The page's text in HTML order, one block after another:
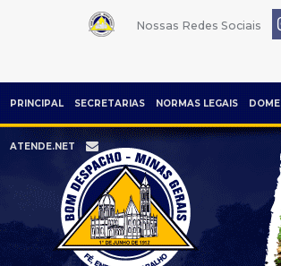
Nossas Redes Sociais
PRINCIPAL SECRETARIAS NORMAS LEGAIS DOME
ATENDE.NET